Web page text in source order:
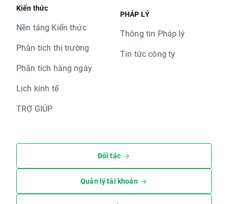
Kiến thức
Nền tảng Kiến thức
Phân tích thị trường
Phân tích hàng ngày
Lịch kinh tế
TRỢ GIÚP
PHÁP LÝ
Thông tin Pháp lý
Tin tức công ty
Đối tác
Quản lý tài khoản